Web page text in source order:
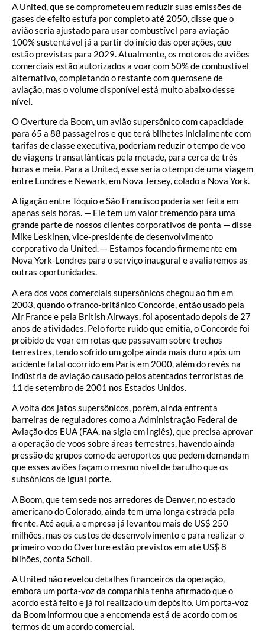
A United, que se comprometeu em reduzir suas emissões de
gases de efeito estufa por completo até 2050, disse que o
avião seria ajustado para usar combustível para aviação
100% sustentável já a partir do início das operações, que
estão previstas para 2029. Atualmente, os motores de aviões
comerciais estão autorizados a voar com 50% de combustível
alternativo, completando o restante com querosene de
aviação, mas o volume disponível está muito abaixo desse
nível.
O Overture da Boom, um avião supersônico com capacidade
para 65 a 88 passageiros e que terá bilhetes inicialmente com
tarifas de classe executiva, poderiam reduzir o tempo de voo
de viagens transatlânticas pela metade, para cerca de três
horas e meia. Para a United, esse seria o tempo de uma viagem
entre Londres e Newark, em Nova Jersey, colado a Nova York.
A ligação entre Tóquio e São Francisco poderia ser feita em
apenas seis horas. — Ele tem um valor tremendo para uma
grande parte de nossos clientes corporativos de ponta — disse
Mike Leskinen, vice-presidente de desenvolvimento
corporativo da United. — Estamos focando firmemente em
Nova York-Londres para o serviço inaugural e avaliaremos as
outras oportunidades.
A era dos voos comerciais supersônicos chegou ao fim em
2003, quando o franco-britânico Concorde, então usado pela
Air France e pela British Airways, foi aposentado depois de 27
anos de atividades. Pelo forte ruído que emitia, o Concorde foi
proibido de voar em rotas que passavam sobre trechos
terrestres, tendo sofrido um golpe ainda mais duro após um
acidente fatal ocorrido em Paris em 2000, além do revés na
indústria de aviação causado pelos atentados terroristas de
11 de setembro de 2001 nos Estados Unidos.
A volta dos jatos supersônicos, porém, ainda enfrenta
barreiras de reguladores como a Administração Federal de
Aviação dos EUA (FAA, na sigla em inglês), que precisa aprovar
a operação de voos sobre áreas terrestres, havendo ainda
pressão de grupos como de aeroportos que pedem demandam
que esses aviões façam o mesmo nível de barulho que os
subsônicos de igual porte.
A Boom, que tem sede nos arredores de Denver, no estado
americano do Colorado, ainda tem uma longa estrada pela
frente. Até aqui, a empresa já levantou mais de US$ 250
milhões, mas os custos de desenvolvimento e para realizar o
primeiro voo do Overture estão previstos em até US$ 8
bilhões, conta Scholl.
A United não revelou detalhes financeiros da operação,
embora um porta-voz da companhia tenha afirmado que o
acordo está feito e já foi realizado um depósito. Um porta-voz
da Boom informou que a encomenda está de acordo com os
termos de um acordo comercial.